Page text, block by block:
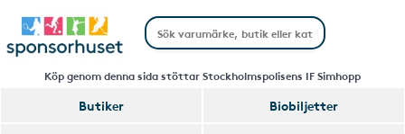
Köp genom denna sida stöttar Stockholmspolisens IF Simhopp
Butiker
Biobiljetter